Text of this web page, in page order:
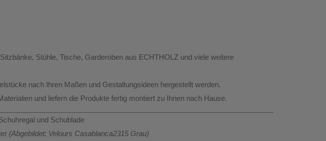
Sitzbänke, Stühle, Tische, Garderoben aus ECHTHOLZ und viele weitere
nach Ihren Maßen und Gestaltungsideen hergestellt werden.
und liefern die Produktefertig montiert zu Ihnen nach Hause.
und Schublade
(Abgebildet: Velours Casablanca2315 Grau)